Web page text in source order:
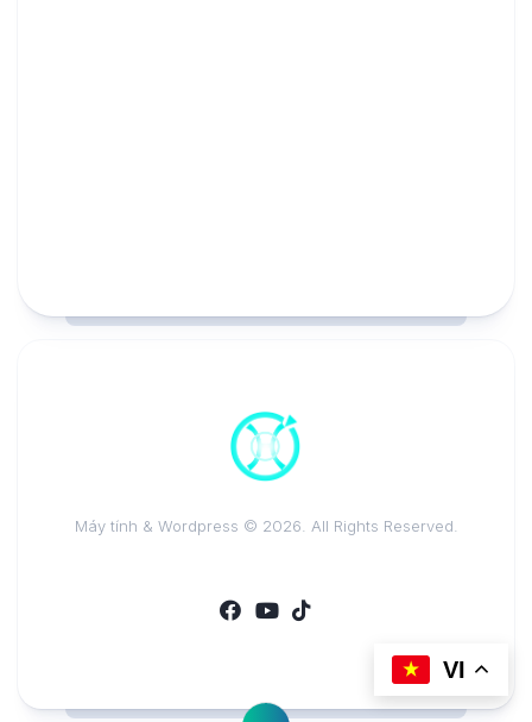
Máy tính & Wordpress © 2026. All Rights Reserved.
VI